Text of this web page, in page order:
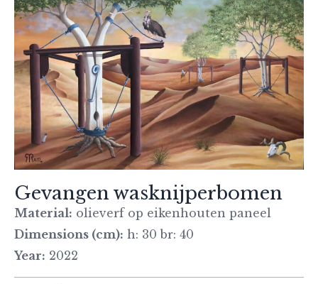
Gevangen wasknijperbomen
Material: olieverf op eikenhouten paneel
Dimensions (cm): h: 30 br: 40
Year: 2022